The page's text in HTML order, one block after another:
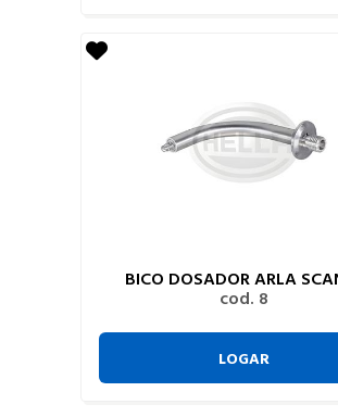
BICO DOSADOR ARLA
cod. 8
LOGAR